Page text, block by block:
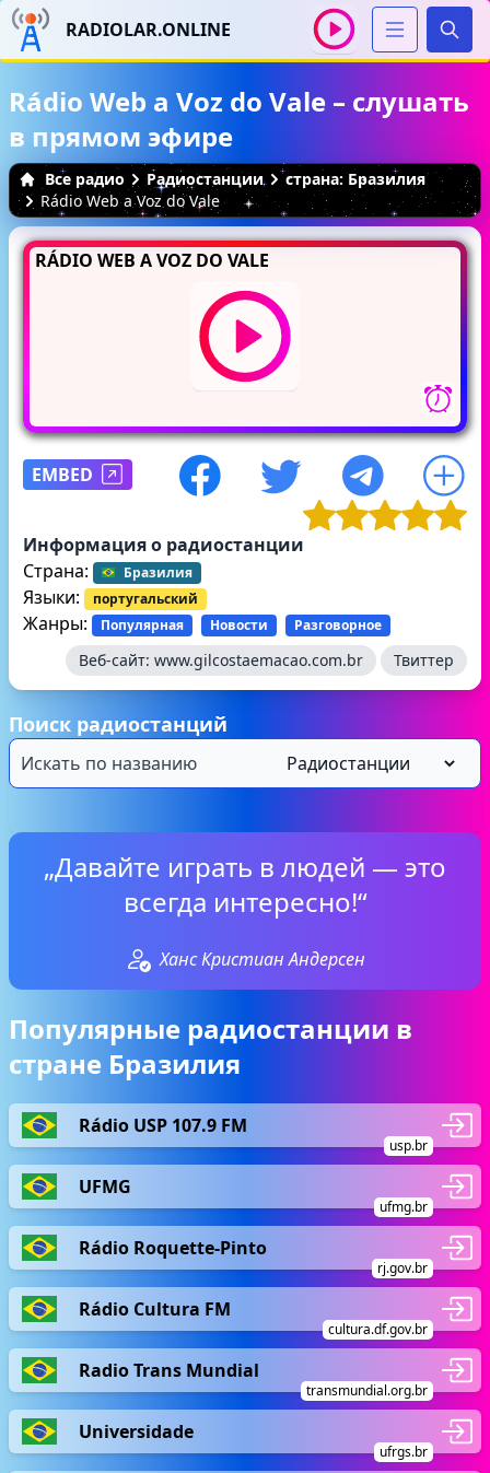
RADIOLAR.ONLINE
Rádio Web a Voz do Vale – слушать
в прямом эфире
Все радио Радиостанции
страна: Бразилия
Rádio Web a Voz do Vale
RÁDIO WEB A VOZ DO VALE
EMBED
Информация о радиостанции
Страна:
Бразилия
Языки: португальский
Жанры: Популярная Новости Разговорное
Веб-сайт: www.gilcostaemacao.com.br Твиттер
Поиск радиостанций
„Давайте играть в людей — это
всегда интересно!“
Ханс Кристиан Андерсен
Популярные радиостанции в
стране Бразилия
Rádio USP 107.9 FM
usp.br
UFMG
ufmg.br
Rádio Roquette-Pinto
rj.gov.br
Rádio Cultura FM
cultura.df.gov.br
Radio Trans Mundial
transmundial.org.br
Universidade
ufrgs.br